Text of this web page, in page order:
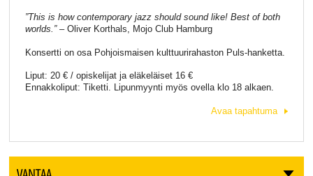
”This is how contemporary jazz should sound like! Best of both
worlds.”– Oliver Korthals, Mojo Club Hamburg
Konsertti on osa Pohjoismaisen kulttuurirahaston Puls-hanketta.
Liput: 20 € / opiskelijat ja eläkeläiset 16 €
Ennakkoliput: Tiketti. Lipunmyynti myös ovella klo 18 alkaen.
Avaa tapahtuma